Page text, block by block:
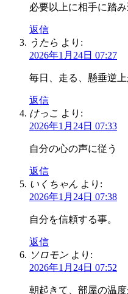
必要以上に相手に踏
返信
うたら より:
2026年1月24日 07:27
毎日、走る、懸垂逆
返信
けっこ より:
2026年1月24日 07:33
自分の心の声に従う
返信
いくちゃん より:
2026年1月24日 07:38
自分を信頼する事。
返信
ソロモン より:
2026年1月24日 07:52
朝起きて、部屋の温